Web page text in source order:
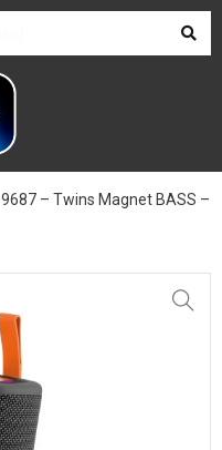
9687 – Twins Magnet BASS –